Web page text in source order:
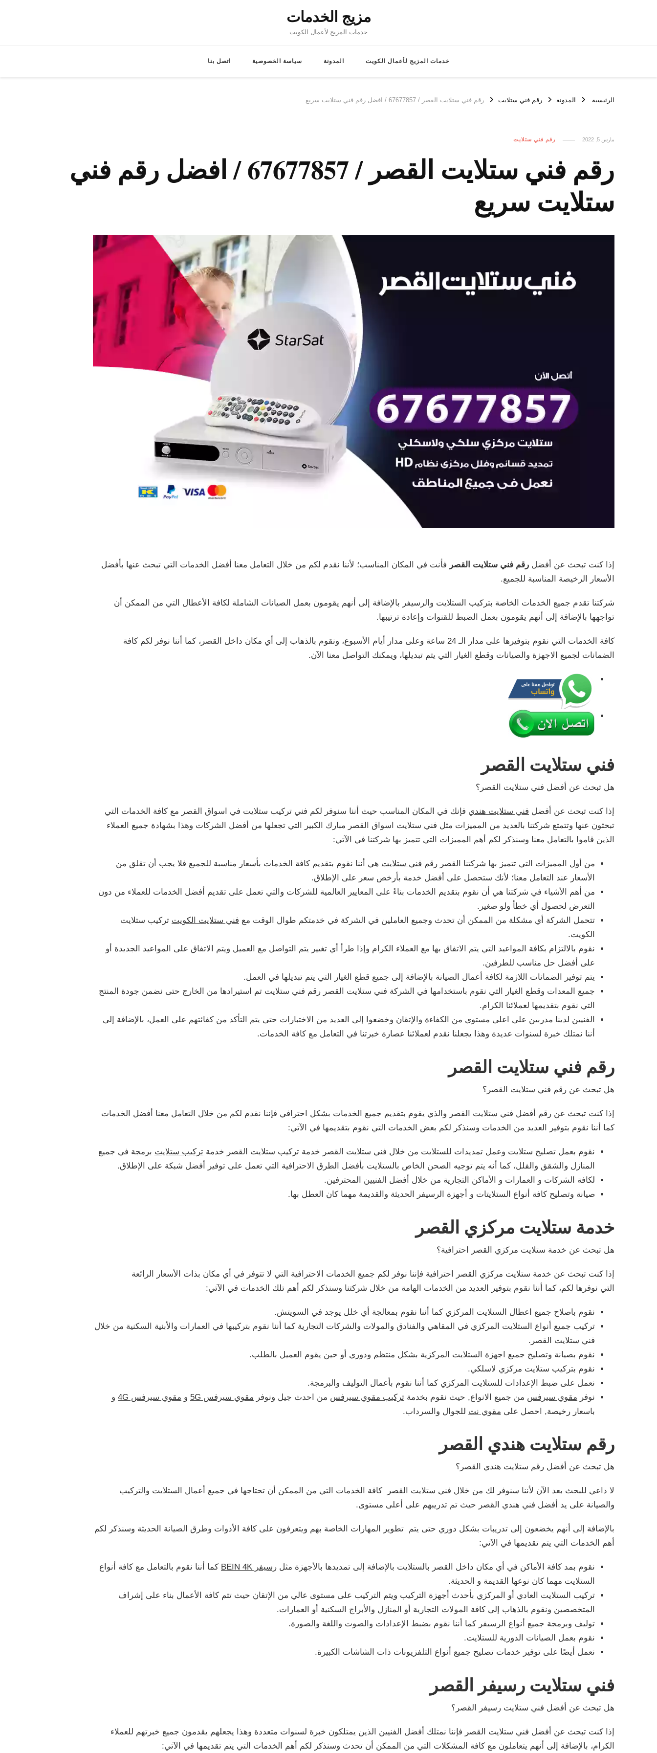
مزيج الخدمات
خدمات المزيج لأعمال الكويت
خدمات المزيج لأعمال الكويت المدونة سياسة الخصوصية اتصل بنا
الرئيسية المدونة رقم فني ستلايت رقم فني ستلايت القصر / 67677857 / افضل رقم فني ستلايت سريع
مارس 5, 2022 رقم فني ستلايت
رقم فني ستلايت القصر / 67677857 / افضل رقم فني
ستلايت سريع
إذا كنت تبحث عن أفضل رقم فني ستلايت القصر فأنت في المكان المناسب؛ لأننا نقدم لكم من خلال التعامل معنا أفضل الخدمات التي تبحث عنها بأفضل
الأسعار الرخيصة المناسبة للجميع.
شركتنا تقدم جميع الخدمات الخاصة بتركيب الستلايت والرسيفر بالإضافة إلى أنهم يقومون بعمل الصيانات الشاملة لكافة الأعطال التي من الممكن أن
تواجهها بالإضافة إلى أنهم يقومون بعمل الضبط للقنوات وإعادة ترتيبها.
كافة الخدمات التي نقوم بتوفيرها على مدار الـ 24 ساعة وعلى مدار أيام الأسبوع، ونقوم بالذهاب إلى أي مكان داخل القصر، كما أننا نوفر لكم كافة
الضمانات لجميع الاجهزة والصيانات وقطع الغيار التي يتم تبديلها، ويمكنك التواصل معنا الآن.
فني ستلايت القصر
هل تبحث عن أفضل فني ستلايت القصر؟
إذا كنت تبحث عن أفضل فني ستلايت هندي فإنك في المكان المناسب حيث أننا سنوفر لكم فني تركيب ستلايت في اسواق القصر مع كافة الخدمات التي
تبحثون عنها وتتمتع شركتنا بالعديد من المميزات مثل فني ستلايت اسواق القصر مبارك الكبير التي تجعلها من أفضل الشركات وهذا بشهادة جميع العملاء
الذين قاموا بالتعامل معنا وسنذكر لكم أهم المميزات التي تتميز بها شركتنا في الآتي:
من أول المميزات التي تتميز بها شركتنا القصر رقم فني ستلايت هي أننا نقوم بتقديم كافة الخدمات بأسعار مناسبة للجميع فلا يجب أن تقلق من
الأسعار عند التعامل معنا؛ لأنك ستحصل على أفضل خدمة بأرخص سعر على الإطلاق.
من أهم الأشياء في شركتنا هي أن نقوم بتقديم الخدمات بناءً على المعايير العالمية للشركات والتي تعمل على تقديم أفضل الخدمات للعملاء من دون
التعرض لحصول أي خطأ ولو صغير.
تتحمل الشركة أي مشكلة من الممكن أن تحدث وجميع العاملين في الشركة في خدمتكم طوال الوقت مع فني ستلايت الكويت تركيب ستلايت
الكويت.
نقوم بالالتزام بكافة المواعيد التي يتم الاتفاق بها مع العملاء الكرام وإذا طرأ أي تغيير يتم التواصل مع العميل ويتم الاتفاق على المواعيد الجديدة أو
على أفضل حل مناسب للطرفين.
يتم توفير الضمانات اللازمة لكافة أعمال الصيانة بالإضافة إلى جميع قطع الغيار التي يتم تبديلها في العمل.
جميع المعدات وقطع الغيار التي نقوم باستخدامها في الشركة فني ستلايت القصر رقم فني ستلايت تم استيرادها من الخارج حتى نضمن جودة المنتج
التي نقوم بتقديمها لعملائنا الكرام.
الفنيين لدينا مدربين على اعلى مستوى من الكفاءة والإتقان وخضعوا إلى العديد من الاختبارات حتى يتم التأكد من كفائتهم على العمل، بالإضافة إلى
أننا نمتلك خبرة لسنوات عديدة وهذا يجعلنا نقدم لعملائنا عصارة خبرتنا في التعامل مع كافة الخدمات.
رقم فني ستلايت القصر
هل تبحث عن رقم فني ستلايت القصر؟
إذا كنت تبحث عن رقم أفضل فني ستلايت القصر والذي يقوم بتقديم جميع الخدمات بشكل احترافي فإننا نقدم لكم من خلال التعامل معنا أفضل الخدمات
كما أننا نقوم بتوفير العديد من الخدمات وسنذكر لكم بعض الخدمات التي نقوم بتقديمها في الآتي:
نقوم بعمل تصليح ستلايت وعمل تمديدات للستلايت من خلال فني ستلايت القصر خدمة تركيب ستلايت القصر خدمة تركيب ستلايت برمجة في جميع
المنازل والشقق والفلل، كما أنه يتم توجيه الصحن الخاص بالستلايت بأفضل الطرق الاحترافية التي تعمل على توفير أفضل شبكة على الإطلاق.
لكافة الشركات و العمارات و الأماكن التجارية من خلال أفضل الفنيين المحترفين.
صيانة وتصليح كافة أنواع الستلايتات و أجهزة الرسيفر الحديثة والقديمة مهما كان العطل بها.
خدمة ستلايت مركزي القصر
هل تبحث عن خدمة ستلايت مركزي القصر احترافية؟
إذا كنت تبحث عن خدمة ستلايت مركزي القصر احترافية فإننا نوفر لكم جميع الخدمات الاحترافية التي لا تتوفر في أي مكان بذات الأسعار الرائعة
التي نوفرها لكم، كما أننا نقوم بتوفير العديد من الخدمات الهامة من خلال شركتنا وسنذكر لكم أهم تلك الخدمات في الآتي:
نقوم باصلاح جميع اعطال الستلايت المركزي كما أننا نقوم بمعالجة أي خلل يوجد في السويتش.
تركيب جميع أنواع الستلايت المركزي في المقاهي والفنادق والمولات والشركات التجارية كما أننا نقوم بتركيبها في العمارات والأبنية السكنية من خلال
فني ستلايت القصر.
نقوم بصيانة وتصليح جميع اجهزة الستلايت المركزية بشكل منتظم ودوري أو حين يقوم العميل بالطلب.
نقوم بتركيب ستلايت مركزي لاسلكي.
نعمل على ضبط الإعدادات للستلايت المركزي كما أننا نقوم بأعمال التوليف والبرمجة.
نوفر مقوي سيرفس من جميع الانواع, حيث نقوم بخدمة تركيب مقوي سيرفس من احدث جيل ونوفر مقوي سيرفس 5G و مقوي سيرفس 4G
و
باسعار رخيصة, احصل على مقوي نت للجوال والسرداب.
رقم ستلايت هندي القصر
هل تبحث عن أفضل رقم ستلايت هندي القصر؟
لا داعي للبحث بعد الآن لأننا سنوفر لك من خلال فني ستلايت القصر كافة الخدمات التي من الممكن أن تحتاجها في جميع أعمال الستلايت والتركيب
والصيانة على يد أفضل فني هندي القصر حيث تم تدريبهم على أعلى مستوى.
بالإضافة إلى أنهم يخضعون إلى تدريبات بشكل دوري حتى يتم تطوير المهارات الخاصة بهم ويتعرفون على كافة الأدوات وطرق الصيانة الحديثة وسنذكر لكم
أهم الخدمات التي يتم تقديمها في الآتي:
نقوم بمد كافة الأماكن في أي مكان داخل القصر بالستلايت بالإضافة إلى تمديدها بالأجهزة مثل رسيفر BEIN 4K
كما أننا نقوم بالتعامل مع كافة أنواع
الستلايت مهما كان نوعها القديمة و الحديثة.
تركيب الستلايت العادي أو المركزي بأحدث أجهزة التركيب ويتم التركيب على مستوى عالي من الإتقان حيث تتم كافة الأعمال بناء على إشراف
المتخصصين ونقوم بالذهاب إلى كافة المولات التجارية أو المنازل والأبراج السكنية أو العمارات.
توليف وبرمجة جميع أنواع الرسيفر كما أننا نقوم بضبط الإعدادات والصوت واللغة والصورة.
نقوم بعمل الصيانات الدورية للستلايت.
نعمل أيضًا على توفير خدمات تصليح جميع أنواع التلفزيونات ذات الشاشات الكبيرة.
فني ستلايت رسيفر القصر
هل تبحث عن أفضل فني ستلايت رسيفر القصر؟
إذا كنت تبحث عن أفضل فني ستلايت القصر فإننا نمتلك أفضل الفنيين الذين يمتلكون خبرة لسنوات متعددة وهذا يجعلهم يقدمون جميع خبرتهم للعملاء
الكرام، بالإضافة إلى أنهم يتعاملون مع كافة المشكلات التي من الممكن أن تحدث وسنذكر لكم أهم الخدمات التي يتم تقديمها في الآتي: